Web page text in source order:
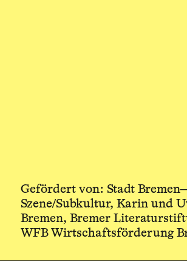
Gefördert von: Stadt
Szene/Subkultur, Karin und
Bremen, Bremer
WFB Wirtschaftsförderung